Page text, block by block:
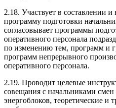
2.18. Участвует в составлении
программу подготовки
согласовывает программы
оперативного персонала
по изменению тем, программ и
программ непрерывного
оперативного персонала.
2.19. Проводит целевые
совещания с начальниками
энергоблоков, теоретические и